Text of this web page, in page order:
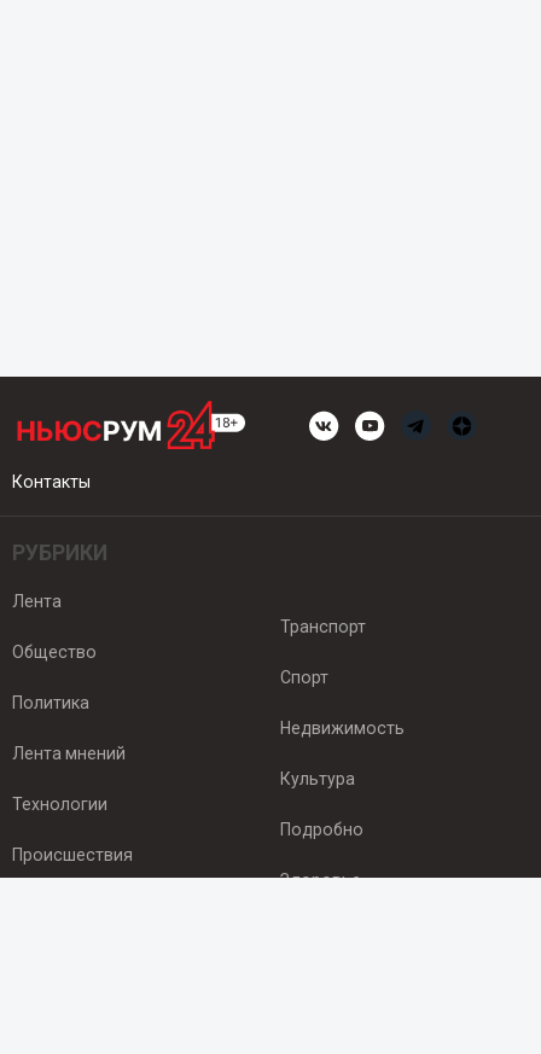
Контакты
РУБРИКИ
Лента
Общество
Политика
Лента мнений
Технологии
Происшествия
Транспорт
Спорт
Недвижимость
Культура
Подробно
Здоровье